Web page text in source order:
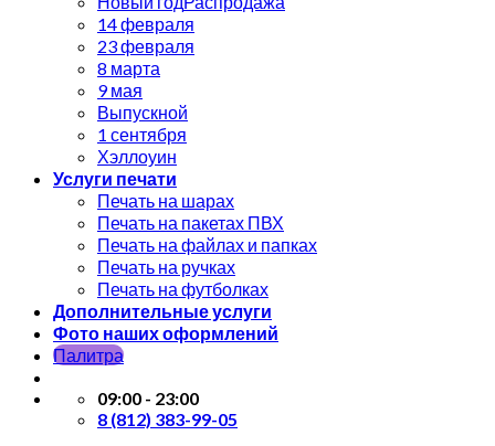
14 февраля
23 февраля
8 марта
9 мая
Выпускной
1 сентября
Хэллоуин
Услуги печати
Печать на шарах
Печать на пакетах ПВХ
Печать на файлах и папках
Печать на ручках
Печать на футболках
Дополнительные услуги
Фото наших оформлений
Палитра
09:00 - 23:00
8 (812) 383-99-05